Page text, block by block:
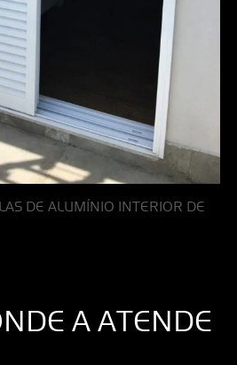
DE ALUMÍNIO INTERIOR DE
A ATENDE